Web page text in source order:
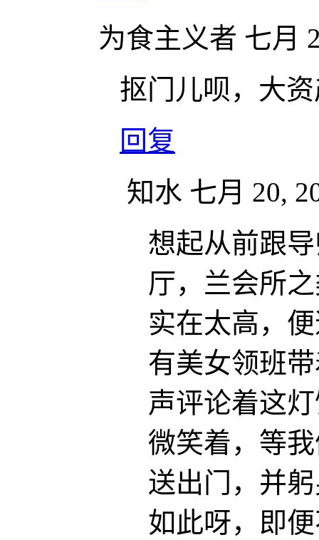
为食主义者 七月
抠门儿呗，大
回复
知水 七月 20,
想起从前跟
厅，兰会所
实在太高，
有美女领班
声评论着这
微笑着，等
送出门，并
如此呀，即